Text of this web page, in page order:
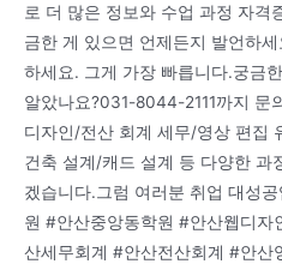
로 더 많은 정보와 수업 과정 자격
금한 게 있으면 언제든지 발언하
하세요. 그게 가장 빠릅니다.궁금
알았나요?031-8044-2111까지 문
디자인/전산 회계 세무/영상 편집
건축 설계/캐드 설계 등 다양한 과
겠습니다.그럼 여러분 취업 대성
원 #안산중앙동학원 #안산웹디
산세무회계 #안산전산회계 #안산